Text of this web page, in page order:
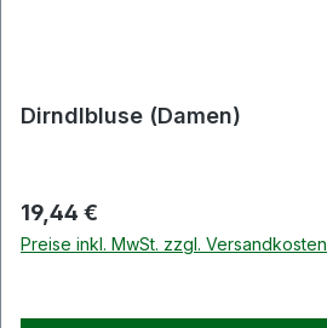
Dirndlbluse (Damen)
Regulärer Preis:
19,44 €
Preise inkl. MwSt. zzgl. Versandkosten